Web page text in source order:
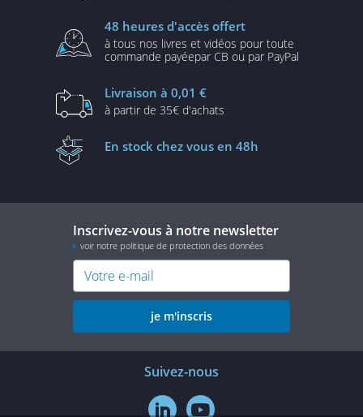
48 heures d'accès offert
à tous nos livres et vidéos pour toute
commande payéepar CB ou par PayPal
Livraison à 0,01 €
à partir de 35€ d'achats
En stock chez vous en 48h
Inscrivez-vous à notre newsletter
voir notre politique de protection des données
je m'inscris
Suivez-nous
 